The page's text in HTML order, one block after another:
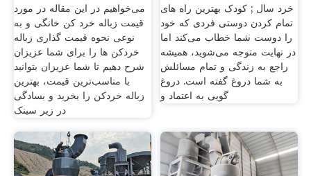
می‌خواهیم در این مقاله در مورد
قیمت زباله خرد کن‌ خانگی و به
نوعی نحوه قیمت گذاری زباله
خردکن ها را برای شما عزیزان
شرح دهیم تا شما عزیزان بتوانید
با مناسب‌ترین قیمت، بهترین
زباله خردکن را بخرید و بسادگی
در زیر سینک
خرد سال ; کودک بهترین راه های
تمام کردن دوستی فردی که خود
را دوست شما خطاب می‌کند اما
در نهایت متوجه می‌شوید، همیشه
راجع به زندگی و تمام مسائلش
به شما دروغ گفته است. دروغ
گویی به اعتماد و